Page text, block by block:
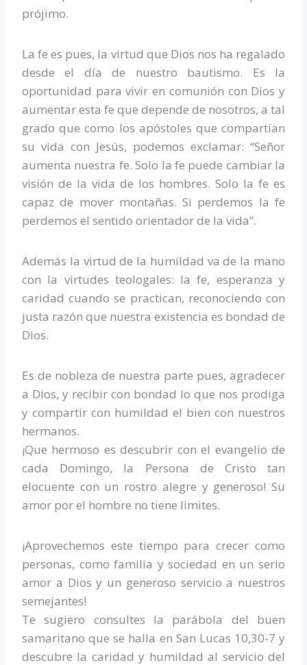
prójimo.
La fe es pues, la virtud que Dios nos ha regalado
desde el día de nuestro bautismo. Es la
oportunidad para vivir en comunión con Dios y
aumentar esta fe que depende de nosotros, a tal
grado que como los apóstoles que compartían
su vida con Jesús, podemos exclamar: “Señor
aumenta nuestra fe. Solo la fe puede cambiar la
visión de la vida de los hombres. Solo la fe es
capaz de mover montañas. Si perdemos la fe
perdemos el sentido orientador de la vida”.
Además la virtud de la humildad va de la mano
con la virtudes teologales: la fe, esperanza y
caridad cuando se practican, reconociendo con
justa razón que nuestra existencia es bondad de
Dios.
Es de nobleza de nuestra parte pues, agradecer
a Dios, y recibir con bondad lo que nos prodiga
y compartir con humildad el bien con nuestros
hermanos.
¡Que hermoso es descubrir con el evangelio de
cada Domingo, la Persona de Cristo tan
elocuente con un rostro alegre y generoso! Su
amor por el hombre no tiene limites.
¡Aprovechemos este tiempo para crecer como
personas, como familia y sociedad en un serio
amor a Dios y un generoso servicio a nuestros
semejantes!
Te sugiero consultes la parábola del buen
samaritano que se halla en San Lucas 10,30-7 y
descubre la caridad y humildad al servicio del